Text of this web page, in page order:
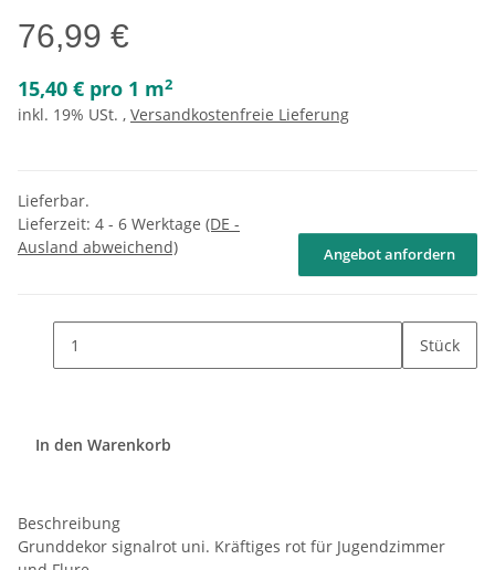
76,99 €
15,40 € pro 1 m2
inkl. 19% USt. , Versandkostenfreie Lieferung
Lieferbar.
Lieferzeit: 4 - 6 Werktage (DE -
Ausland abweichend)
Angebot anfordern
Stück
In den Warenkorb
Beschreibung
Grunddekor signalrot uni. Kräftiges rot für Jugendzimmer